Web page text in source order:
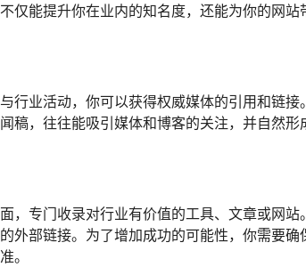
仅能提升你在业内的知名度，还能为你的网站
行业活动，你可以获得权威媒体的引用和链
稿，往往能吸引媒体和博客的关注，并自然形
，专门收录对行业有价值的工具、文章或网
外部链接。为了增加成功的可能性，你需要确
。